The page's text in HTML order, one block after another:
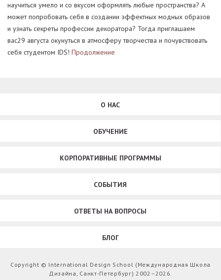
научиться умело и со вкусом оформлять любые пространства? А
может попробовать себя в создании эффектных модных образов
и узнать секреты профессии декоратора? Тогда приглашаем
вас29 августа окунуться в атмосферу творчества и почувствовать
себя студентом IDS! Продолжение
О НАС
ОБУЧЕНИЕ
КОРПОРАТИВНЫЕ ПРОГРАММЫ
СОБЫТИЯ
ОТВЕТЫ НА ВОПРОСЫ
БЛОГ
Copyright © International Design School (Международная Школа
Дизайна, Санкт-Петербург) 2002–2026.